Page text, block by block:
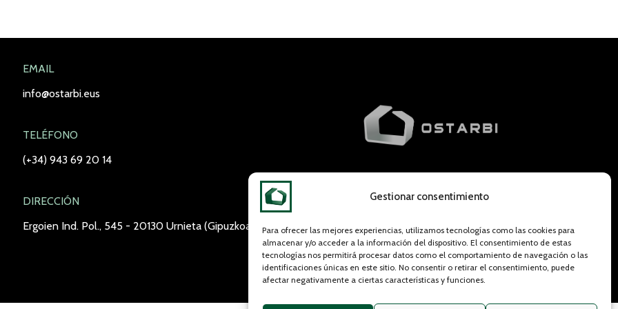
Gestionar consentimiento
Para ofrecer las mejores experiencias, utilizamos tecnologías como las cookies para
almacenar y/o acceder a la información del dispositivo. El consentimiento de estas
tecnologías nos permitirá procesar datos como el comportamiento de navegación o las
identificaciones únicas en este sitio. No consentir o retirar el consentimiento, puede
afectar negativamente a ciertas características y funciones.
EMAIL
info@ostarbi.eus
TELÉFONO
(+34) 943 69 20 14
DIRECCIÓN
Ergoien Ind. Pol., 545 - 20130 Urnieta (Gipuzkoa)
Privacidad